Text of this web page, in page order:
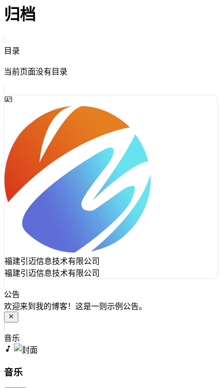
归档
目录
当前页面没有目录
福建引迈信息技术有限公司
福建引迈信息技术有限公司
公告
欢迎来到我的博客！这是一则示例公告。
音乐
音乐